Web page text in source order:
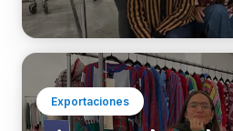
Marcas uruguayas
concretan ventas en
refuerzan su
internacional